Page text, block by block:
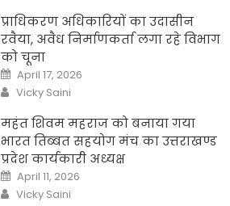
प्राधिकरण अधिकारियों का उदासीन
रवैया, अवैध निर्माणकर्ता लगा रहे विभाग
को चूना
Posted
on
April 17, 2026
Author
Vicky Saini
महंत शिवम महराज को बनाया गया
भारत तिब्बत सहयोग मंच का उत्तराखण्ड
प्रदेश कार्यकारी अध्यक्ष
Posted
on
April 11, 2026
Author
Vicky Saini